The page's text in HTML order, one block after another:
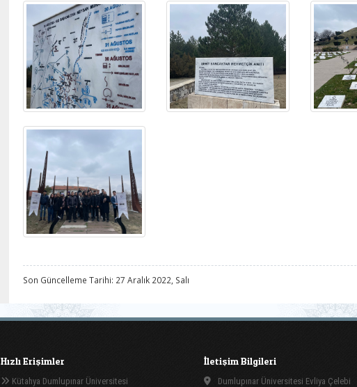
Son Güncelleme Tarihi: 27 Aralık 2022, Salı
Hızlı Erişimler
Kütahya Dumlupınar Üniversitesi
İletişim Bilgileri
Dumlupınar Üniversitesi Evliya Çelebi